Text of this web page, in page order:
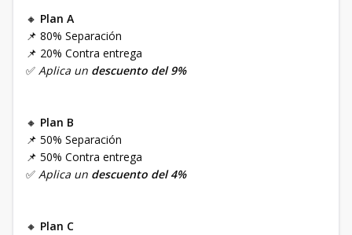
🔸 Plan A
📌 80% Separación
📌 20% Contra entrega
✅ Aplica un descuento del 9%
🔸 Plan B
📌 50% Separación
📌 50% Contra entrega
✅ Aplica un descuento del 4%
🔸 Plan C